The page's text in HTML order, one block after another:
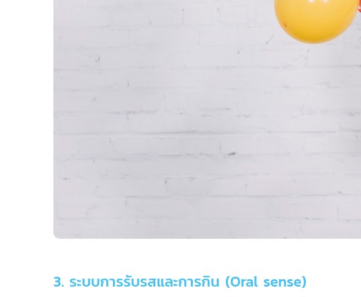
3. ระบบการรับรสและการกิน (Oral sense)